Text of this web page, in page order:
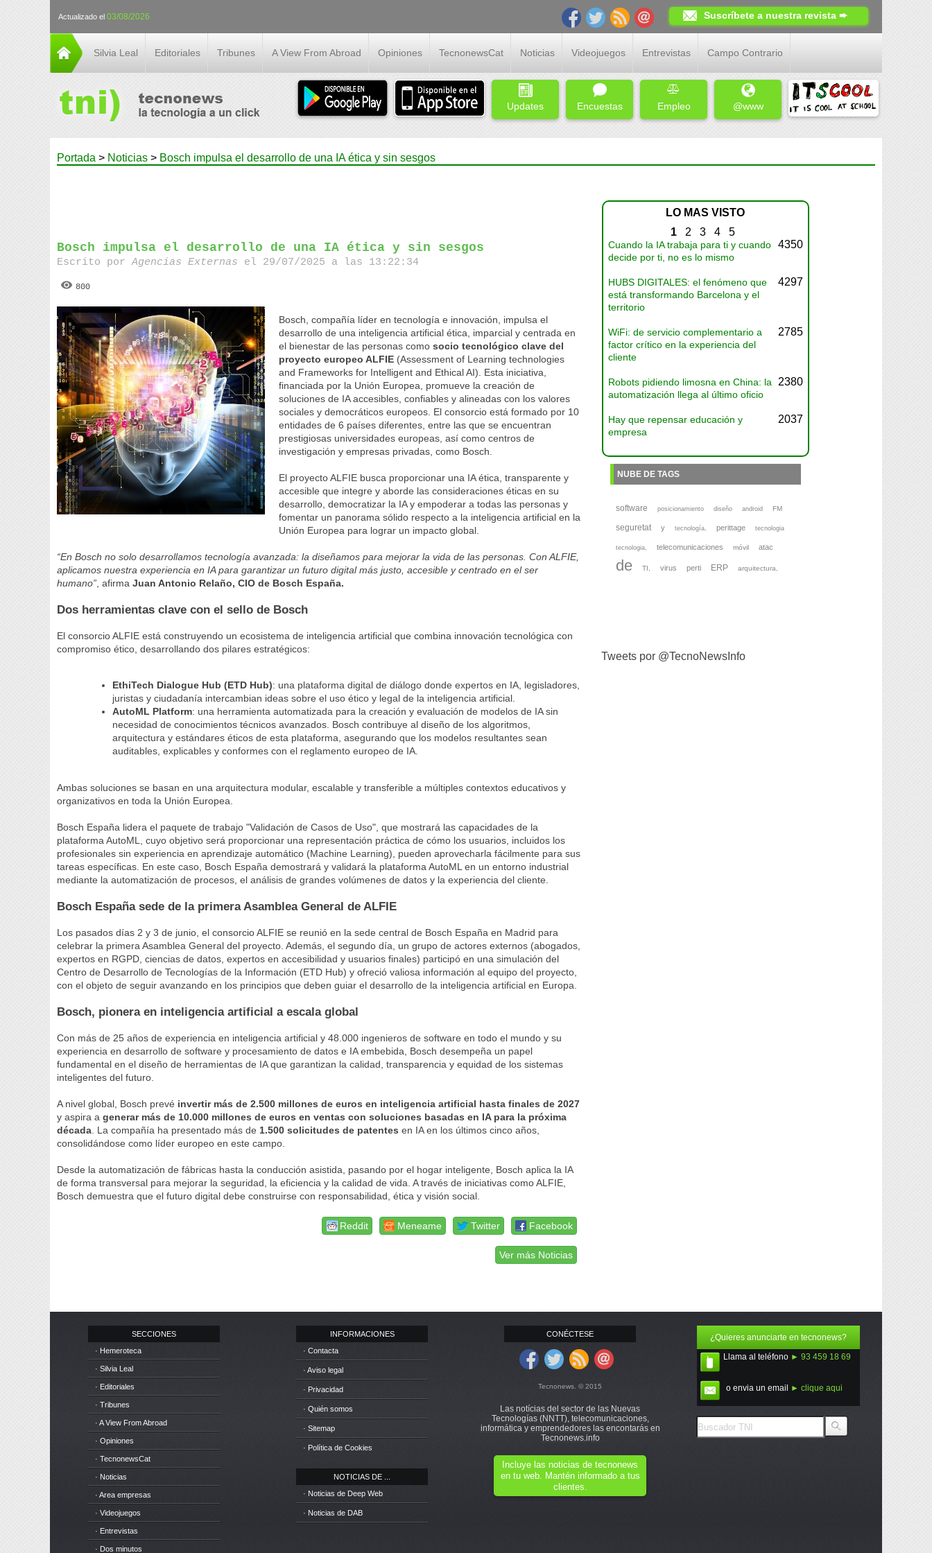
Actualizado el 03/08/2026 Suscríbete a nuestra revista ➨
Silvia Leal Editoriales Tribunes A View From Abroad Opiniones TecnonewsCat Noticias Videojuegos Entrevistas Campo Contrario
Updates Encuestas Empleo @www
Portada > Noticias > Bosch impulsa el desarrollo de una IA ética y sin sesgos
Bosch impulsa el desarrollo de una IA ética y sin sesgos
Escrito porAgencias Externas el 29/07/2025 a las 13:22:34
800
Bosch, compañía líder en tecnología e innovación, impulsa el
desarrollo de una inteligencia artificial ética, imparcial y centrada en
el bienestar de las personas comosocio tecnológico clave del
proyecto europeo ALFIE (Assessment of Learning technologies
and Frameworks for Intelligent and Ethical AI). Esta iniciativa,
financiada por la Unión Europea, promueve la creación de
soluciones de IA accesibles, confiables y alineadas con los valores
sociales y democráticos europeos. El consorcio está formado por 10
entidades de 6 países diferentes, entre las que se encuentran
prestigiosas universidades europeas, así como centros de
investigación y empresas privadas, como Bosch.
El proyecto ALFIE busca proporcionar una IA ética, transparente y
accesible que integre y aborde las consideraciones éticas en su
desarrollo, democratizar la IA y empoderar a todas las personas y
fomentar un panorama sólido respecto a la inteligencia artificial en la
Unión Europea para lograr un impacto global.
“En Bosch no solo desarrollamos tecnología avanzada: la diseñamos para mejorar la vida de las personas. Con ALFIE,
aplicamos nuestra experiencia en IA para garantizar un futuro digital más justo, accesible y centrado en el ser
humano” , afirmaJuan Antonio Relaño, CIO de Bosch España.
Dos herramientas clave con el sello de Bosch
El consorcio ALFIE está construyendo un ecosistema de inteligencia artificial que combina innovación tecnológica con
compromiso ético, desarrollando dos pilares estratégicos:
EthiTech Dialogue Hub (ETD Hub): una plataforma digital de diálogo donde expertos en IA, legisladores,
juristas y ciudadanía intercambian ideas sobre el uso ético y legal de la inteligencia artificial.
AutoML Platform: una herramienta automatizada para la creación y evaluación de modelos de IA sin
necesidad de conocimientos técnicos avanzados. Bosch contribuye al diseño de los algoritmos,
arquitectura y estándares éticos de esta plataforma, asegurando que los modelos resultantes sean
auditables, explicables y conformes con el reglamento europeo de IA.
Ambas soluciones se basan en una arquitectura modular, escalable y transferible a múltiples contextos educativos y
organizativos en toda la Unión Europea.
Bosch España lidera el paquete de trabajo "Validación de Casos de Uso", que mostrará las capacidades de la
plataforma AutoML, cuyo objetivo será proporcionar una representación práctica de cómo los usuarios, incluidos los
profesionales sin experiencia en aprendizaje automático (Machine Learning), pueden aprovecharla fácilmente para sus
tareas específicas. En este caso, Bosch España demostrará y validará la plataforma AutoML en un entorno industrial
mediante la automatización de procesos, el análisis de grandes volúmenes de datos y la experiencia del cliente.
Bosch España sede de la primera Asamblea General de ALFIE
Los pasados días 2 y 3 de junio, el consorcio ALFIE se reunió en la sede central de Bosch España en Madrid para
celebrar la primera Asamblea General del proyecto. Además, el segundo día, un grupo de actores externos (abogados,
expertos en RGPD, ciencias de datos, expertos en accesibilidad y usuarios finales) participó en una simulación del
Centro de Desarrollo de Tecnologías de la Información (ETD Hub) y ofreció valiosa información al equipo del proyecto,
con el objeto de seguir avanzando en los principios que deben guiar el desarrollo de la inteligencia artificial en Europa.
Bosch, pionera en inteligencia artificial a escala global
Con más de 25 años de experiencia en inteligencia artificial y 48.000 ingenieros de software en todo el mundo y su
experiencia en desarrollo de software y procesamiento de datos e IA embebida, Bosch desempeña un papel
fundamental en el diseño de herramientas de IA que garantizan la calidad, transparencia y equidad de los sistemas
inteligentes del futuro.
A nivel global, Bosch prevé invertir más de 2.500 millones de euros en inteligencia artificial hasta finales de 2027
y aspira agenerar más de 10.000 millones de euros en ventas con soluciones basadas en IA para la próxima
década . La compañía ha presentado más de 1.500 solicitudes de patentes en IA en los últimos cinco años,
consolidándose como líder europeo en este campo.
Desde la automatización de fábricas hasta la conducción asistida, pasando por el hogar inteligente, Bosch aplica la IA
de forma transversal para mejorar la seguridad, la eficiencia y la calidad de vida. A través de iniciativas como ALFIE,
Bosch demuestra que el futuro digital debe construirse con responsabilidad, ética y visión social.
Facebook
Twitter
Meneame
Reddit
Ver más Noticias
LO MAS VISTO
1 2 3 4 5
Cuando la IA trabaja para ti y cuando
decide por ti, no es lo mismo
4350
HUBS DIGITALES: el fenómeno que
está transformando Barcelona y el
territorio
4297
WiFi: de servicio complementario a
factor crítico en la experiencia del
cliente
2785
Robots pidiendo limosna en China: la
automatización llega al último oficio
2380
Hay que repensar educación y
empresa
2037
NUBE DE TAGS
software posicionamiento diseño android FM
seguretat y tecnología, perittage tecnologia
tecnologia, telecomunicaciones móvil atac
de TI, virus perti ERP arquitectura,
Tweets por @TecnoNewsInfo
SECCIONES
· Hemeroteca
· Silvia Leal
· Editoriales
· Tribunes
· A View From Abroad
· Opiniones
· TecnonewsCat
· Noticias
· Area empresas
· Videojuegos
· Entrevistas
· Dos minutos
INFORMACIONES
· Contacta
· Aviso legal
· Privacidad
· Quién somos
· Sitemap
· Política de Cookies
NOTICIAS DE ...
· Noticias de Deep Web
· Noticias de DAB
CONÉCTESE
Tecnonews. © 2015
Las notícias del sector de las Nuevas
Tecnologías (NNTT), telecomunicaciones,
informática y emprendedores las encontarás en
Tecnonews.info
Incluye las noticias de tecnonews
en tu web. Mantén informado a tus
clientes.
¿Quieres anunciarte en tecnonews?
Llama al teléfono ► 93 459 18 69
o envia un email ► clique aqui